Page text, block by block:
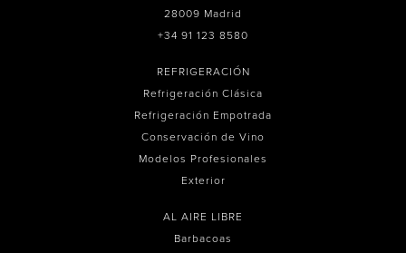
28009 Madrid
+34 91 123 8580
REFRIGERACIÓN
Refrigeración Clásica
Refrigeración Empotrada
Conservación de Vino
Modelos Profesionales
Exterior
AL AIRE LIBRE
Barbacoas